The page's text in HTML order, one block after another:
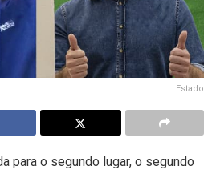
Estado
para o segundo lugar, o segundo